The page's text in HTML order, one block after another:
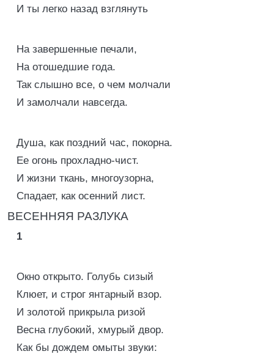
И ты легко назад взглянуть
На завершенные печали,
На отошедшие года.
Taк слышно все, о чем молчали
И замолчали навсегда.
Душа, как поздний час, покорна.
Ее огонь прохладно-чист.
И жизни ткань, многоузорна,
Спадает, как осенний лист.
ВЕСЕННЯЯ РАЗЛУКА
1
Окно открыто. Голубь сизый
Клюет, и строг янтарный взор.
И золотой прикрыла ризой
Весна глубокий, хмурый двор.
Как бы дождем омыты звуки: